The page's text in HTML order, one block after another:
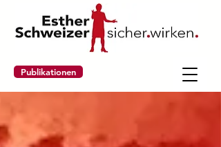
Publikationen